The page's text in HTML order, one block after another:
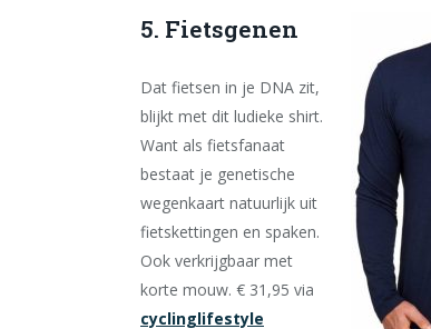
5. Fietsgenen
Dat fietsen in je DNA zit,
blijkt met dit ludieke shirt.
Want als fietsfanaat
bestaat je genetische
wegenkaart natuurlijk uit
fietskettingen en spaken.
Ook verkrijgbaar met
korte mouw. € 31,95 via
cyclinglifestyle